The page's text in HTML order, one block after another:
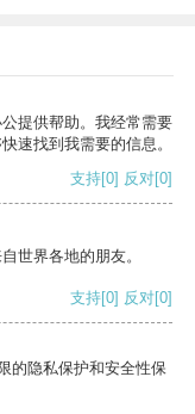
提供帮助。我经常需要
速找到我需要的信息。
支持[0] 反对[0]
世界各地的朋友。
支持[0] 反对[0]
的隐私保护和安全性保